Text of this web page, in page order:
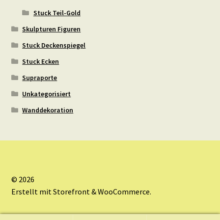
Stuck Teil-Gold
Skulpturen Figuren
Stuck Deckenspiegel
Stuck Ecken
Supraporte
Unkategorisiert
Wanddekoration
© 2026
Erstellt mit Storefront & WooCommerce.